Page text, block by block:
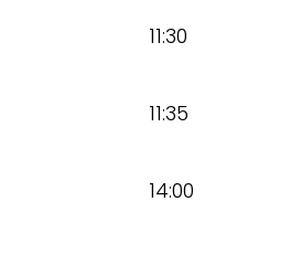
11:30
11:35
14:00